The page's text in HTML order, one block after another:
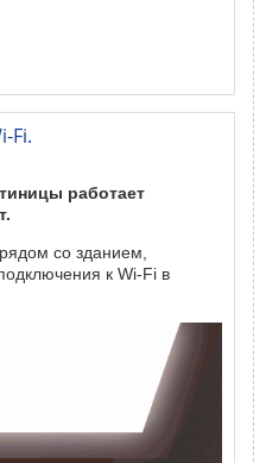
Fi.
работает
со зданием,
к Wi-Fi в